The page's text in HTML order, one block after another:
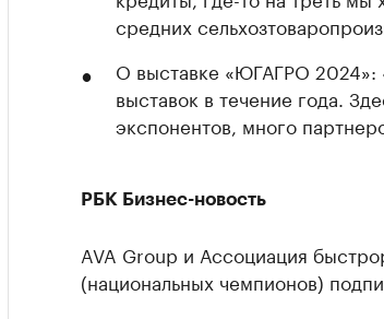
средних
О выставке «ЮГАГРО 2024»:
выставок в течение года.
экспонентов, много
РБК Бизнес-новость
AVA Group и Ассоциация
(национальных чемпионов)